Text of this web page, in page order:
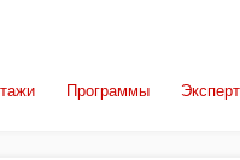
Программы